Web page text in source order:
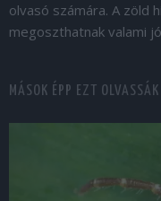
olvasó számára. A zöld
megoszthatnak valami
MÁSOK ÉPP EZT OLVASSÁK